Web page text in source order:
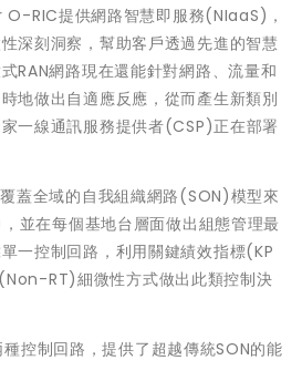
RIC提供網路智慧即服務(NIaaS)，
深刻洞察，幫助客戶透過先進的智慧
RAN網路現在還能針對網路、流量和
地做出自適應反應，從而產生新類別
一線通訊服務提供者(CSP)正在部署
蓋全域的自我組織網路(SON)模型來
並在每個基地台層面做出組態管理最
一控制回路，利用關鍵績效指標(KP
RT)細微性方式做出此類控制決
控制回路，提供了超越傳統SON的能